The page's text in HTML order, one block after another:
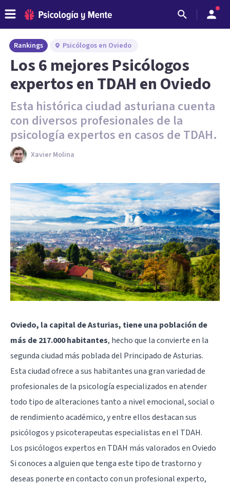
Rankings Psicólogos en Oviedo
Los 6 mejores Psicólogos
expertos en TDAH en Oviedo
Esta histórica ciudad asturiana cuenta
con diversos profesionales de la
psicología expertos en casos de TDAH.
Xavier Molina
Oviedo, la capital de Asturias, tiene una población de
más de 217.000 habitantes, hecho que la convierte en la
segunda ciudad más poblada del Principado de Asturias.
Esta ciudad ofrece a sus habitantes una gran variedad de
profesionales de la psicología especializados en atender
todo tipo de alteraciones tanto a nivel emocional, social o
de rendimiento académico, y entre ellos destacan sus
psicólogos y psicoterapeutas especialistas en el TDAH.
Los psicólogos expertos en TDAH más valorados en Oviedo
Si conoces a alguien que tenga este tipo de trastorno y
deseas ponerte en contacto con un profesional experto,